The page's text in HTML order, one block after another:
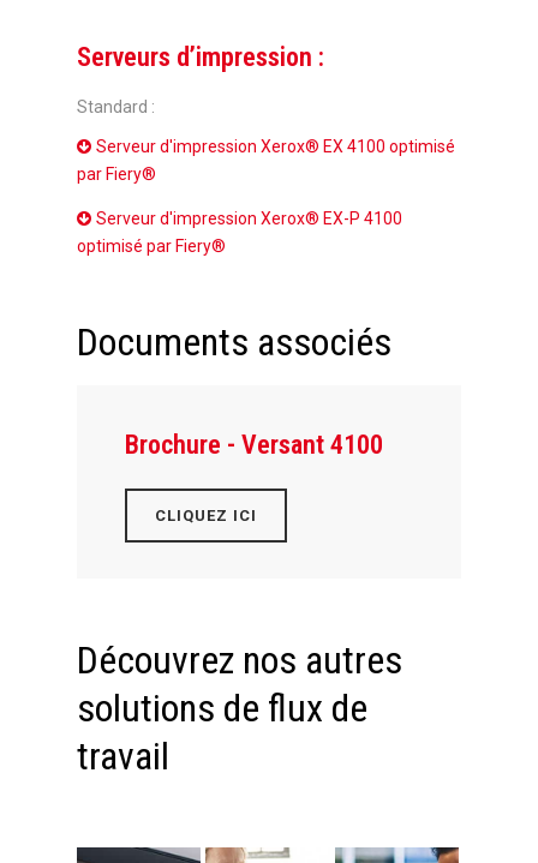
Serveurs d’impression :
Standard :
Serveur d'impression Xerox® EX 4100 optimisé
par Fiery®
Serveur d'impression Xerox® EX-P 4100
optimisé par Fiery®
Documents associés
Brochure - Versant 4100
CLIQUEZ ICI
Découvrez nos autres
solutions de flux de
travail